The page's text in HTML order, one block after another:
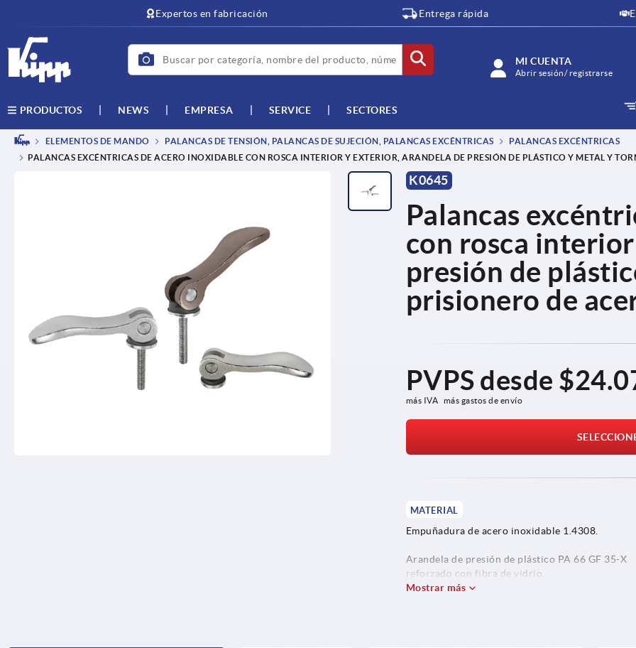
Expertos en fabricación Entrega rápida
MI CUENTA
Abrir sesión/ registrarse
PRODUCTOS NEWS EMPRESA SERVICE SECTORES
ELEMENTOS DE MANDO PALANCAS DE TENSIÓN, PALANCAS DE SUJECIÓN, PALANCAS EXCÉNTRICAS
PALANCAS EXCÉNTRICAS
PALANCAS EXCÉNTRICAS DE ACERO INOXIDABLE CON ROSCA INTERIOR Y EXTERIOR, ARANDELA DE PRESIÓN DE PLÁSTICO Y METAL Y
K0645
Palancas
con rosca
presión de
prisionero de
PVPS desde
más IVA más gastos de envío
MATERIAL
Empuñadura de acero inoxidable 1.4308.
Arandela de presión de plástico PA 66 GF 35-X
reforzado con fibra de vidrio.
Mostrar más